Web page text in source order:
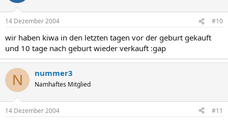
14 Dezember 2004 #10
wir haben kiwa in den letzten tagen vor der geburt gekauft
und 10 tage nach geburt wieder verkauft :gap
N nummer3
Namhaftes Mitglied
14 Dezember 2004 #11